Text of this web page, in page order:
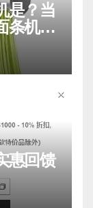
是？当
条机
惠回馈